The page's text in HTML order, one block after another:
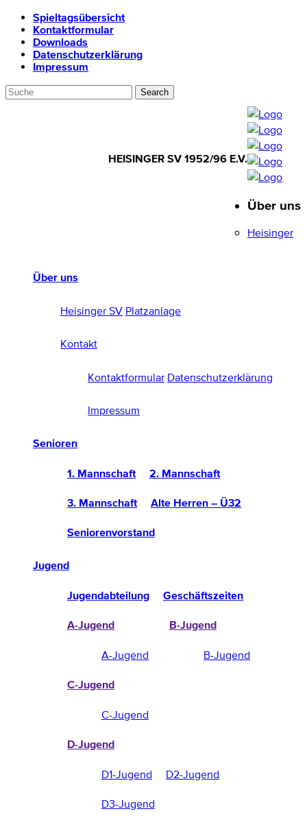
Spieltagsübersicht
Kontaktformular
Downloads
Datenschutzerklärung
Impressum
HEISINGER SV 1952/96 E.V.
1952/96 E.V.
Über uns
Heisinger SV Platzanlage
Kontakt
Kontaktformular Datenschutzerklärung
Impressum
Senioren
1. Mannschaft 2. Mannschaft
3. Mannschaft Alte Herren – Ü32
Seniorenvorstand
Jugend
Jugendabteilung Geschäftszeiten
A-Jugend
A-Jugend
B-Jugend
B-Jugend
C-Jugend
C-Jugend
D-Jugend
D1-Jugend
D2-Jugend
D3-Jugend
Über uns
Heisinger